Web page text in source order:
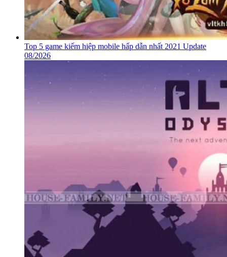
Top 5 game kiếm hiệp mobile hấp dẫn nhất 2021 Update
08/2026